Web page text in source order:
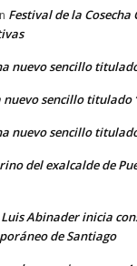
Festival de la Cosecha
nuevo sencillo titulado
sencillo titulado
nuevo sencillo titulado
del exalcalde de
Luis Abinader inicia
de Santiago